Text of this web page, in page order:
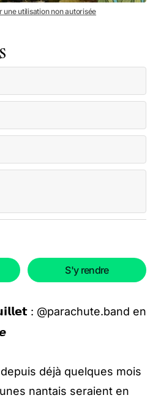
une utilisation non autorisée
S'y rendre
: @parachute.band en
déjà quelques mois
nantais seraient en